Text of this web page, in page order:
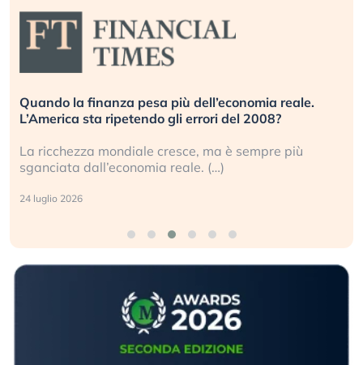
Quando la finanza pesa più dell’economia reale.
L’America sta ripetendo gli errori del 2008?
La ricchezza mondiale cresce, ma è sempre più
sganciata dall’economia reale. (…)
24 luglio 2026